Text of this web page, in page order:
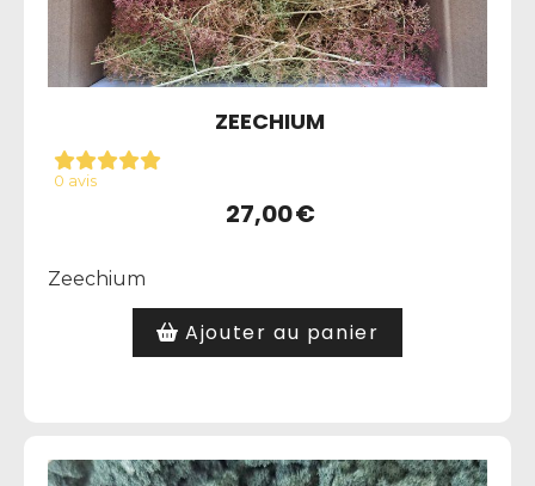
ZEECHIUM
0 avis
27,00€
Zeechium
Ajouter au panier